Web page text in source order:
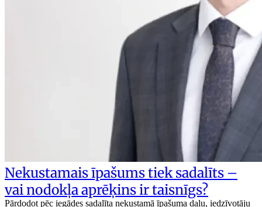
Nekustamais īpašums tiek sadalīts –
vai nodokļa aprēķins ir taisnīgs?
Pārdodot pēc iegādes sadalīta nekustamā īpašuma daļu, iedzīvotāju